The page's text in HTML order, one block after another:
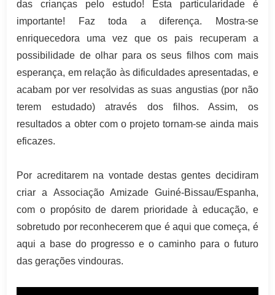
das crianças pelo estudo! Esta particularidade é
importante! Faz toda a diferença. Mostra-se
enriquecedora uma vez que os pais recuperam a
possibilidade de olhar para os seus filhos com mais
esperança, em relação às dificuldades apresentadas, e
acabam por ver resolvidas as suas angustias (por não
terem estudado) através dos filhos. Assim, os
resultados a obter com o projeto tornam-se ainda mais
eficazes.
Por acreditarem na vontade destas gentes decidiram
criar a Associação Amizade Guiné-Bissau/Espanha,
com o propósito de darem prioridade à educação, e
sobretudo por reconhecerem que é aqui que começa, é
aqui a base do progresso e o caminho para o futuro
das gerações vindouras.